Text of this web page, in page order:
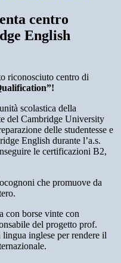
centro
English
riconosciuto centro di
scolastica della
del Cambridge University
delle studentesse e
English durante l’a.s.
le certificazioni B2,
che promuove da
con borse vinte con
del progetto prof.
inglese per rendere il